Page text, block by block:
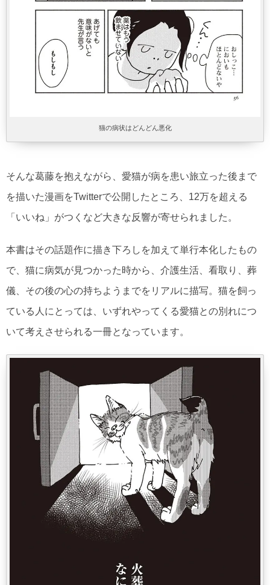
猫の病状はどんどん悪化
そんな葛藤を抱えながら、愛猫が病を患い旅立った後まで
を描いた漫画をTwitterで公開したところ、12万を超える
「いいね」がつくなど大きな反響が寄せられました。
本書はその話題作に描き下ろしを加えて単行本化したもの
で、猫に病気が見つかった時から、介護生活、看取り、葬
儀、その後の心の持ちようまでをリアルに描写。猫を飼っ
ている人にとっては、いずれやってくる愛猫との別れにつ
いて考えさせられる一冊となっています。